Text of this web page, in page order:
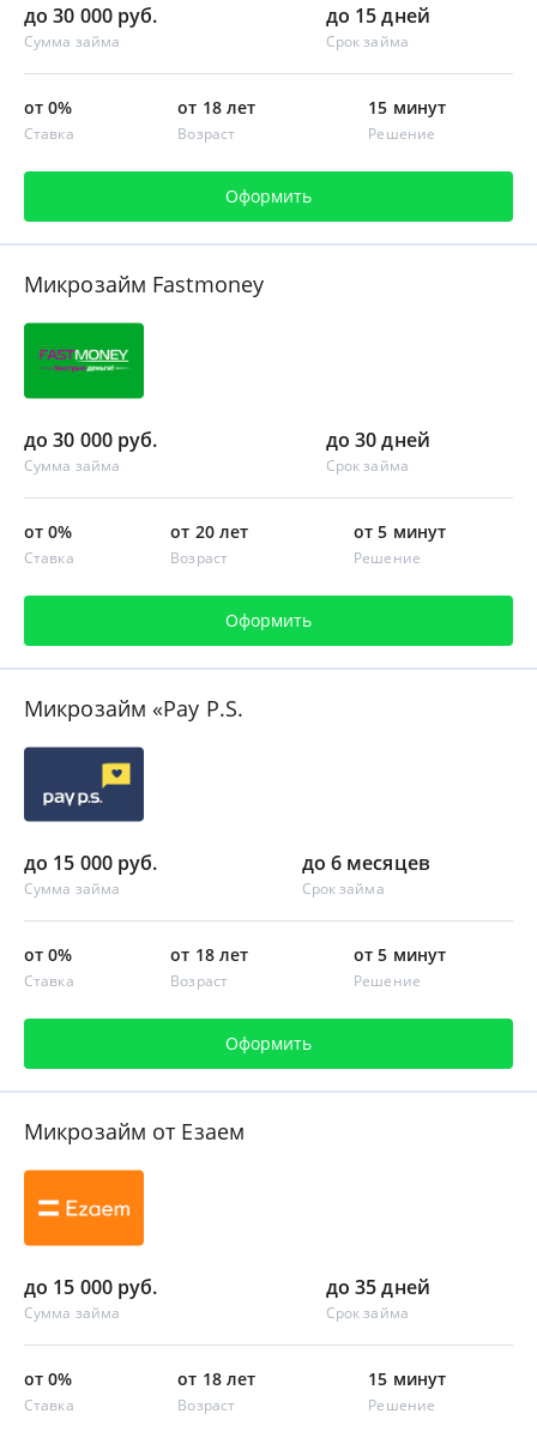
до 30 000 руб.
Сумма займа
до 15 дней
Срок займа
от 0%
Ставка
от 18 лет
Возраст
15 минут
Решение
Оформить
Микрозайм Fastmoney
до 30 000 руб.
Сумма займа
до 30 дней
Срок займа
от 0%
Ставка
от 20 лет
Возраст
от 5 минут
Решение
Оформить
Микрозайм «Pay P.S.
до 15 000 руб.
Сумма займа
до 6 месяцев
Срок займа
от 0%
Ставка
от 18 лет
Возраст
от 5 минут
Решение
Оформить
Микрозайм от Езаем
до 15 000 руб.
Сумма займа
до 35 дней
Срок займа
от 0%
Ставка
от 18 лет
Возраст
15 минут
Решение